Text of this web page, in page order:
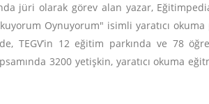
jüri olarak görev alan yazar,
Oynuyorum" isimli yaratıcı okuma
TEGV’in 12 eğitim parkında ve 78
3200 yetişkin, yaratıcı okuma